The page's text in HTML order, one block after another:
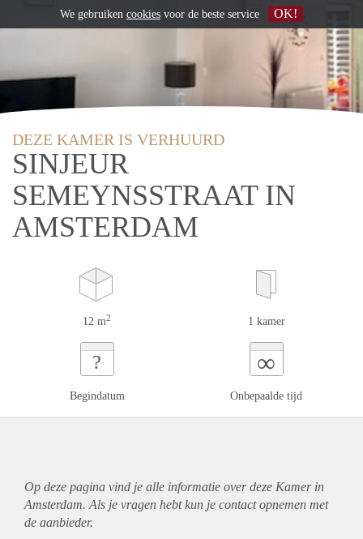
DEZE KAMER IS VERHUURD
SINJEUR
SEMEYNSSTRAAT IN
AMSTERDAM
12 m2 1 kamer
?
Begindatum
∞
Onbepaalde tijd
Op deze pagina vind je alle informatie over deze Kamer in
Amsterdam. Als je vragen hebt kun je contact opnemen met
de aanbieder.
We gebruiken cookies voor de beste service OK!